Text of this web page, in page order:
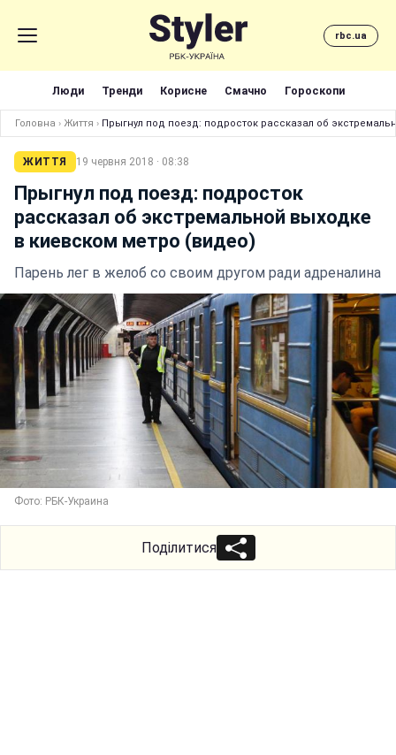
rbc.ua
Люди Тренди Корисне Смачно Гороскопи
Головна › Життя › Прыгнул под поезд: подросток рассказал об
ЖИТТЯ 19 червня 2018 · 08:38
Прыгнул под поезд: подросток
рассказал об экстремальной выходке
в киевском метро (видео)
Парень лег в желоб со своим другом ради адреналина
Фото: РБК-Украина
Поділитися